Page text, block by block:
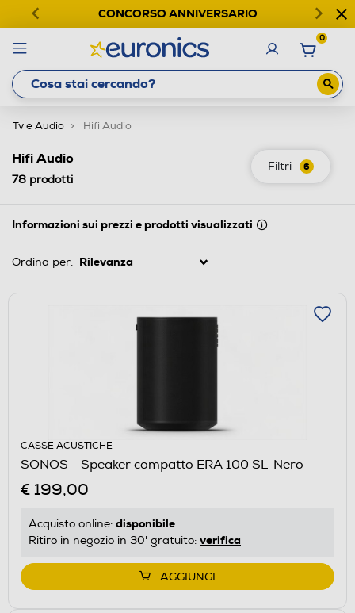
CONCORSO ANNIVERSARIO
0
Tv e Audio Hifi Audio
Filtri 6
Hifi Audio
78 prodotti
Informazioni sui prezzi e prodotti visualizzati
Ordina per:
CASSE ACUSTICHE
SONOS - Speaker compatto ERA 100 SL-Nero
€ 199,00
Acquisto online: disponibile
Ritiro in negozio in 30' gratuito: verifica
AGGIUNGI